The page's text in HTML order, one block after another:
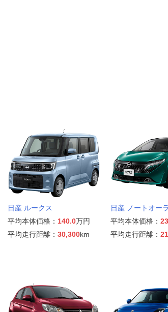
日産 ルークス
平均本体価格： 140.0万円
平均走行距離： 30,300km
日産 ノートオーラ
平均本体価格：
平均走行距離：